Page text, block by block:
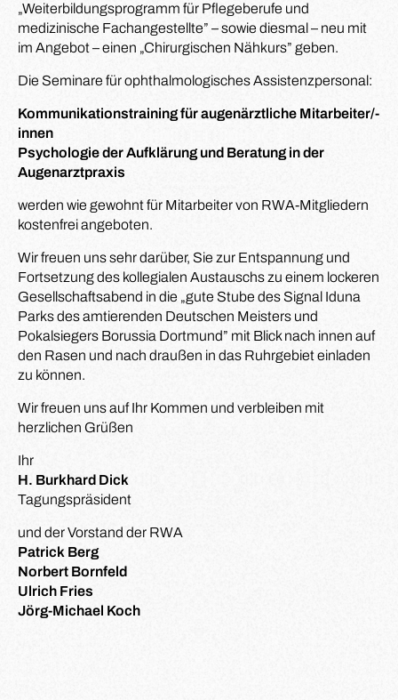
„Weiterbildungsprogramm für Pflegeberufe und
medizinische Fachangestellte” – sowie diesmal – neu mit
im Angebot – einen „Chirurgischen Nähkurs” geben.
Die Seminare für ophthalmologisches Assistenzpersonal:
Kommunikationstraining für augenärztliche Mitarbeiter/-
innen
Psychologie der Aufklärung und Beratung in der
Augenarztpraxis
werden wie gewohnt für Mitarbeiter von RWA-Mitgliedern
kostenfrei angeboten.
Wir freuen uns sehr darüber, Sie zur Entspannung und
Fortsetzung des kollegialen Austauschs zu einem lockeren
Gesellschaftsabend in die „gute Stube des Signal Iduna
Parks des amtierenden Deutschen Meisters und
Pokalsiegers Borussia Dortmund” mit Blick nach innen auf
den Rasen und nach draußen in das Ruhrgebiet einladen
zu können.
Wir freuen uns auf Ihr Kommen und verbleiben mit
herzlichen Grüßen
Ihr
H. Burkhard Dick
Tagungspräsident
und der Vorstand der RWA
Patrick Berg
Norbert Bornfeld
Ulrich Fries
Jörg-Michael Koch